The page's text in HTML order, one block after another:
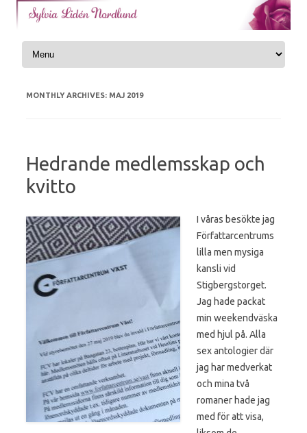
Skip to content
MONTHLY ARCHIVES: MAJ 2019
Hedrande medlemsskap och
kvitto
I våras besökte jag
Författarcentrums
lilla men mysiga
kansli vid
Stigbergstorget.
Jag hade packat
min weekendväska
med hjul på. Alla
sex antologier där
jag har medverkat
och mina två
romaner hade jag
med för att visa,